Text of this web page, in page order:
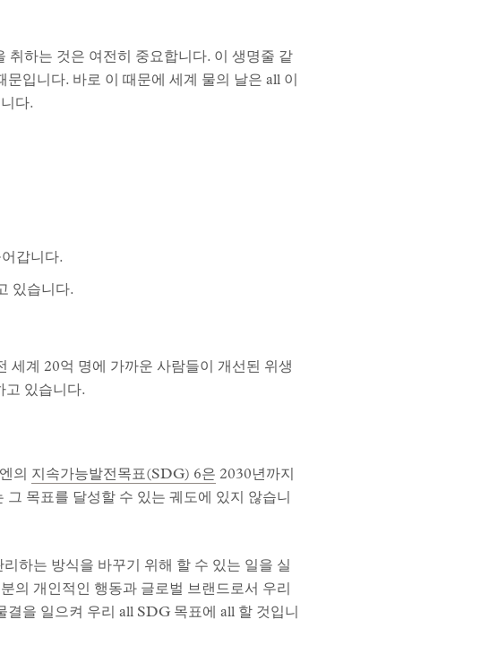
취하는 것은 여전히 중요합니다. 이 생명줄 같
입니다. 바로 이 때문에 세계 물의 날은 all 이
다.
갑니다.
있습니다.
세계 20억 명에 가까운 사람들이 개선된 위생
고 있습니다.
의 지속가능발전목표(SDG) 6은 2030년까지
목표를 달성할 수 있는 궤도에 있지 않습니
하는 방식을 바꾸기 위해 할 수 있는 일을 실
의 개인적인 행동과 글로벌 브랜드로서 우리
을 일으켜 우리 all SDG 목표에 all 할 것입니